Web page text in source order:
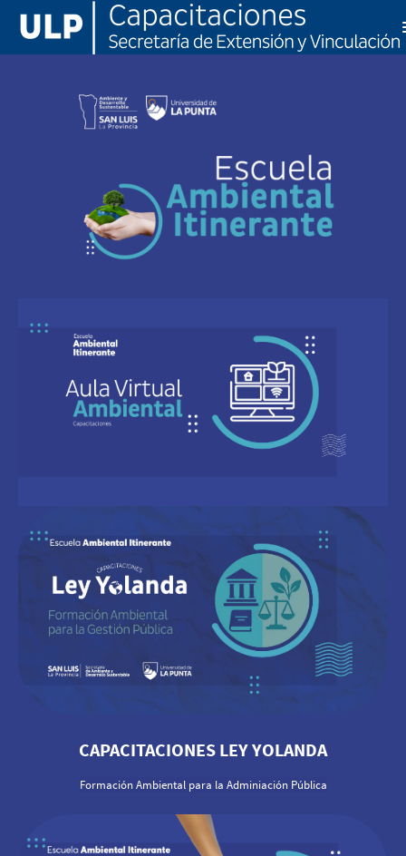
CAPACITACIONES LEY YOLANDA
Formación Ambiental para la Adminiación Pública